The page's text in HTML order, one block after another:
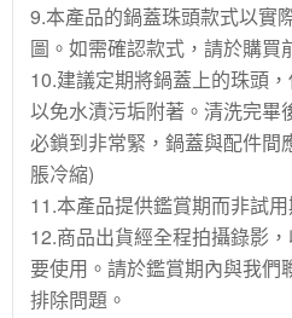
9.本產品的鍋蓋珠頭款式以實
圖。如需確認款式，請於購買
10.建議定期將鍋蓋上的珠頭
以免水漬污垢附著。清洗完畢
必鎖到非常緊，鍋蓋與配件間
脹冷縮)
11.本產品提供鑑賞期而非試
12.商品出貨經全程拍攝錄影
要使用。請於鑑賞期內與我們
排除問題。